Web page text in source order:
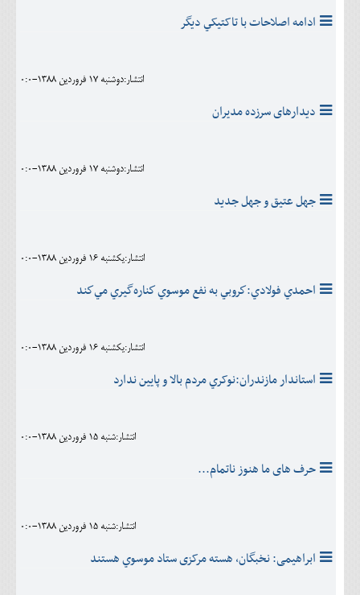
ادامه اصلاحات با تاکتیکي دیگر
انتشار:دوشنبه 17 فروردين 1388-0:0
دیدارهای سرزده مدیران
انتشار:دوشنبه 17 فروردين 1388-0:0
جهل عتیق و جهل جدید
انتشار:يکشنبه 16 فروردين 1388-0:0
احمدي فولادي:كروبي به نفع موسوي كناره‌گيري مي‌كند
انتشار:يکشنبه 16 فروردين 1388-0:0
استاندار مازندران:نوکري مردم بالا و پايين ندارد
انتشار:شنبه 15 فروردين 1388-0:0
حرف های ما هنوز ناتمام...
انتشار:شنبه 15 فروردين 1388-0:0
ابراهیمی: نخبگان، هسته مرکزی ستاد موسوي هستند